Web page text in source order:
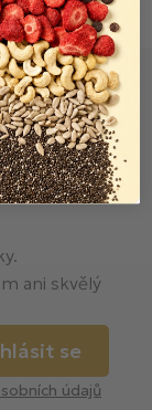
ani skvělý
se
údajů